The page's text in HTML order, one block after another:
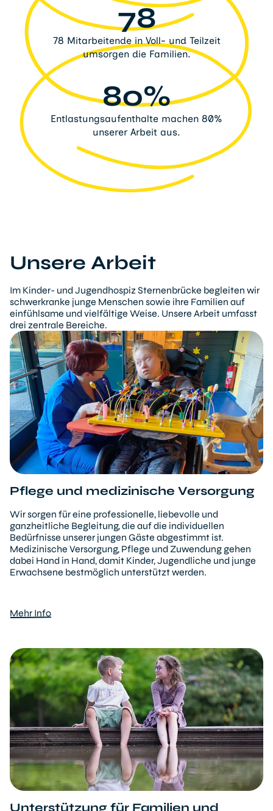
78
78 Mitarbeitende in Voll- und Teilzeit
umsorgen die Familien.
80%
Entlastungsaufenthalte machen 80%
unserer Arbeit aus.
Unsere Arbeit
Im Kinder- und Jugendhospiz Sternenbrücke begleiten wir
schwerkranke junge Menschen sowie ihre Familien auf
einfühlsame und vielfältige Weise. Unsere Arbeit umfasst
drei zentrale Bereiche.
Pflege und medizinische Versorgung
Wir sorgen für eine professionelle, liebevolle und
ganzheitliche Begleitung, die auf die individuellen
Bedürfnisse unserer jungen Gäste abgestimmt ist.
Medizinische Versorgung, Pflege und Zuwendung gehen
dabei Hand in Hand, damit Kinder, Jugendliche und junge
Erwachsene bestmöglich unterstützt werden.
Mehr Info
Unterstützung für Familien und